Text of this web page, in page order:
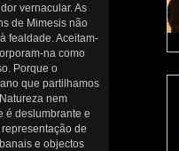
vernacular. As
de Mimesis não
fealdade. Aceitam-
na como
Porque o
que partilhamos
nem
é deslumbrante e
representação de
e objectos